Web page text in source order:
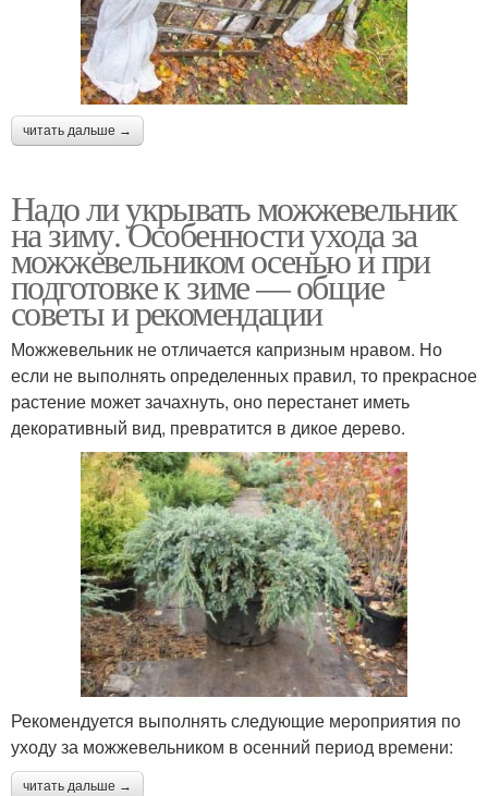
читать дальше →
Надо ли укрывать можжевельник
на зиму. Особенности ухода за
можжевельником осенью и при
подготовке к зиме — общие
советы и рекомендации
Можжевельник не отличается капризным нравом. Но
если не выполнять определенных правил, то прекрасное
растение может зачахнуть, оно перестанет иметь
декоративный вид, превратится в дикое дерево.
Рекомендуется выполнять следующие мероприятия по
уходу за можжевельником в осенний период времени:
читать дальше →